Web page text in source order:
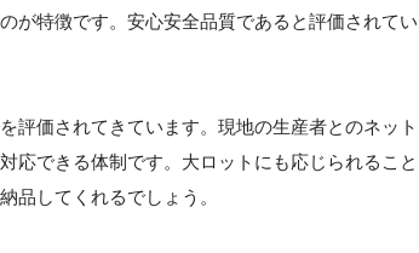
が特徴です。安心安全品質であると評価されてい
評価されてきています。現地の生産者とのネット
応できる体制です。大ロットにも応じられること
品してくれるでしょう。